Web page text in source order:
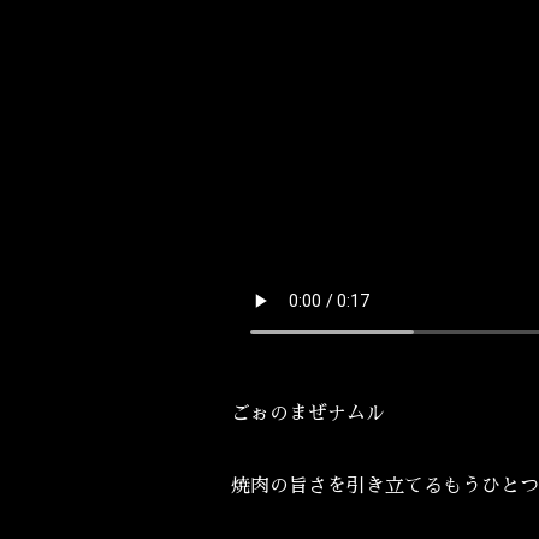
ごぉのまぜナムル
焼肉の旨さを引き立てるもうひと